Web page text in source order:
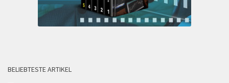
BELIEBTESTE ARTIKEL